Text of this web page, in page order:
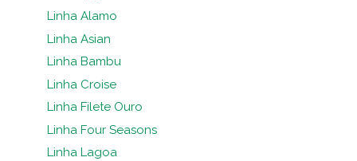
Linha Alamo
Linha Asian
Linha Bambu
Linha Croise
Linha Filete Ouro
Linha Four Seasons
Linha Lagoa